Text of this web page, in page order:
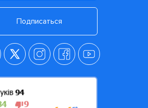
Подписаться